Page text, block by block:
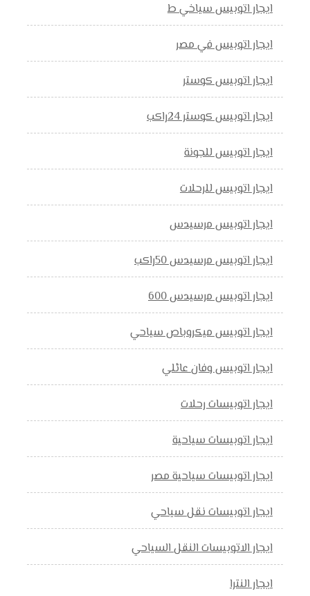
ايجار اتوبيس سياخي ط
ايجار اتوبيس في مصر
ايجار اتوبيس كوستر
ايجار اتوبيس كوستر 24راكب
ايجار اتوبيس للجونة
ايجار اتوبيس للرحلات
ايجار اتوبيس مرسيدس
ايجار اتوبيس مرسيدس 50راكب
ايجار اتوبيس مرسيدس 600
ايجار اتوبيس ميكروباص سياحي
ايجار اتوبيس وفان عائلي
ايجار اتوبيسات رحلات
ايجار اتوبيسات سياحية
ايجار اتوبيسات سياحية مصر
ايجار اتوبيسات نقل سياحي
ايجار الاتوبيسات النقل السياحي
ايجار النترا